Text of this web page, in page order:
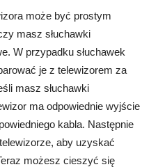
może być prostym
masz słuchawki
W przypadku słuchawek
je z telewizorem za
masz słuchawki
ma odpowiednie wyjście
kabla. Następnie
aby uzyskać
możesz cieszyć się